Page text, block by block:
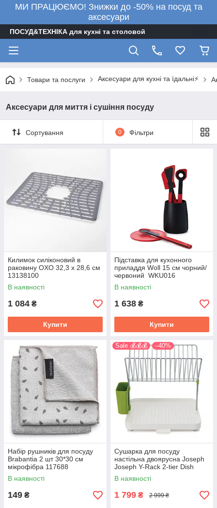
МИ ПРАЦЮЄМО! Знижки до -50% на посуд та
аксесуари
ПОСУД&ТЕХНІКА для кухні та столовой
Товари та послуги Аксесуари для кухні та їдальні⚡
Аксесуари для миття і сушіння посуду
Сортування 0 Фільтри
Килимок силіконовий в
раковину OXO 32,3 x 28,6 см
13138100
В наявності
1 084 ₴
Купити
Підставка для кухонного
приладдя Woll 15 см чорний/
червоний WKU016
В наявності
1 638 ₴
Купити
Набір рушників для посуду
Brabantia 2 шт 30*30 см
мікрофібра 117688
В наявності
149 ₴
Sale 💰💰💰 –40%
Сушарка для посуду
настільна двоярусна Joseph
Joseph Y-Rack 2-tier Dish
Rack біла 85083
В наявності
1 799 ₴ 2 999 ₴